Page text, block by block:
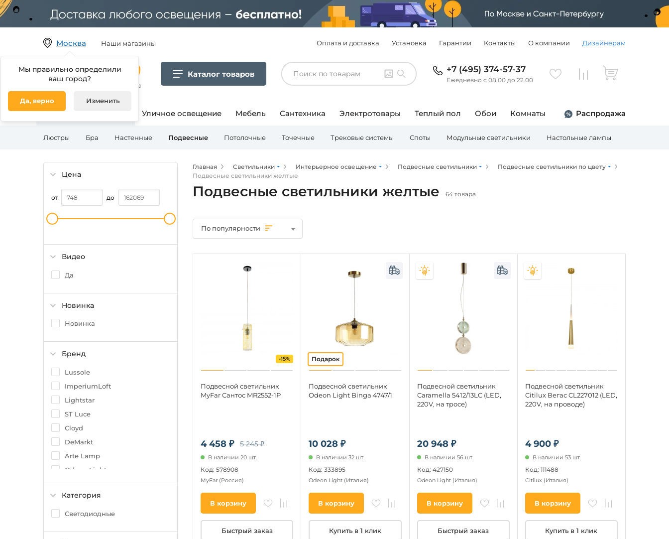
Москва
Мы правильно определили
ваш город?
Да, верно Изменить
Наши магазины Оплата и доставка Установка Гарантии Контакты О компании Дизайнерам
Гипермаркет товаров для дома
Каталог товаров +7 (495) 374-57-37
Ежедневно с 08.00 до 22.00
Освещение для дома Уличное освещение Мебель Сантехника Электротовары Теплый пол Обои Комнаты Распродажа
Люстры Бра Настенные Подвесные Потолочные Точечные Трековые системы Споты Модульные светильники Настольные лампы
Цена
от до
Видео
Да
Новинка
Новинка
Бренд
Lussole
ImperiumLoft
Lightstar
ST Luce
Cloyd
DeMarkt
Arte Lamp
Odeon Light
Image
Ideal Lux
Favourite
Категория
Светодиодные
Главная Светильники Интерьерное освещение Подвесные светильники
Подвесные светильники по цвету
Подвесные светильники желтые
Подвесные светильники желтые 64 товара
По популярности
4 458 ₽ 5 245 ₽
-15%
Подвесной светильник
MyFar Сантос MR2552-1P
В наличии 20 шт.
Код: 578908
MyFar (Россия)
В корзину
Быстрый заказ
10 028 ₽
Подвесной светильник
Odeon Light Binga 4747/1
В наличии 32 шт.
Код: 333895
Odeon Light (Италия)
В корзину
Купить в 1 клик
20 948 ₽
Подвесной светильник
Caramella 5412/13LC (LED,
220V, на тросе)
В наличии 56 шт.
Код: 427150
Odeon Light (Италия)
В корзину
Быстрый заказ
4 900 ₽
Подвесной светильник
Citilux Вегас CL227012 (LED,
220V, на проводе)
В наличии 53 шт.
Код: 111488
Citilux (Италия)
В корзину
Купить в 1 клик